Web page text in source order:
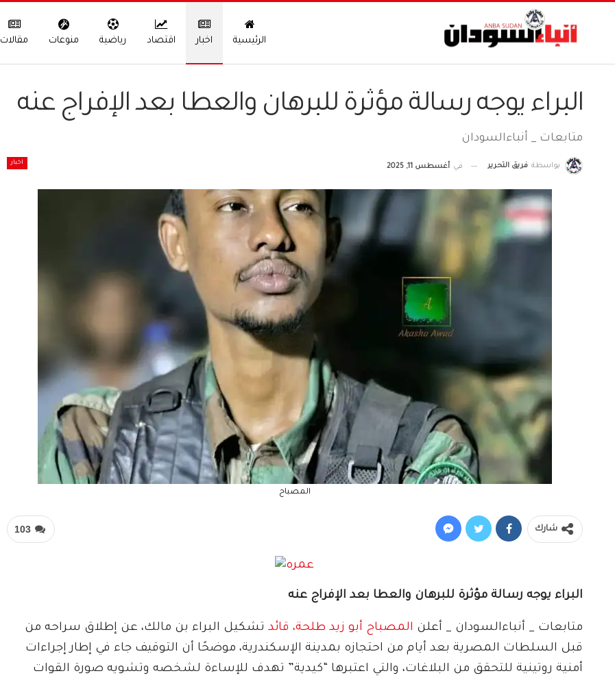
الرئيسية اخبار اقتصاد رياضية منوعات مقالات
البراء يوجه رسالة مؤثرة للبرهان والعطا بعد الإفراج عنه
متابعات _ أنباءالسودان
اخبار بواسطة فريق التحرير في أغسطس 11, 2025
المصباح
103 شارك
البراء يوجه رسالة مؤثرة للبرهان والعطا بعد الإفراج عنه
متابعات _ أنباءالسودان _ أعلن المصباح أبو زيد طلحة، قائد تشكيل البراء بن مالك، عن إطلاق سراحه من
قبل السلطات المصرية بعد أيام من احتجازه بمدينة الإسكندرية، موضحًا أن التوقيف جاء في إطار إجراءات
أمنية روتينية للتحقق من البلاغات، والتي اعتبرها “كيدية” تهدف للإساءة لشخصه وتشويه صورة القوات